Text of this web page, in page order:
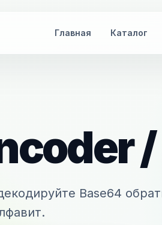
Главная Каталог
Base64